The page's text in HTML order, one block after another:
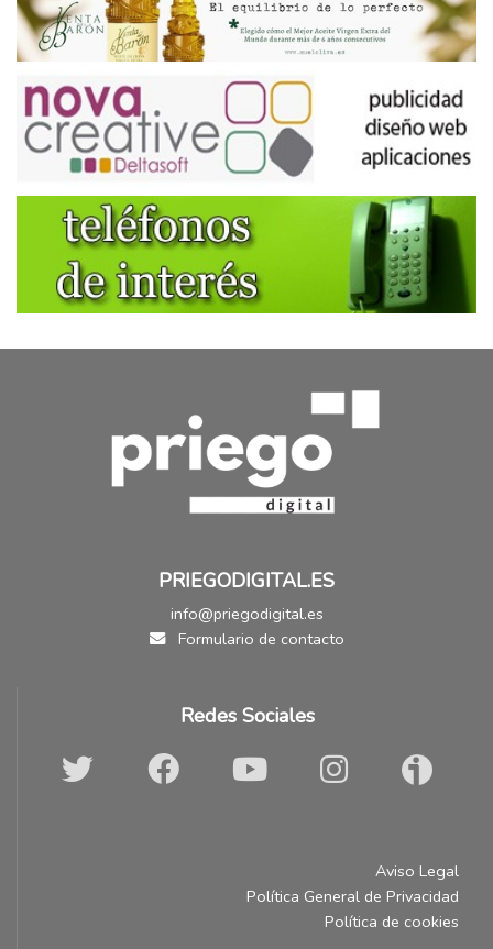
PRIEGODIGITAL.ES
info@priegodigital.es
Formulario de contacto
Redes Sociales
Aviso Legal
Política General de Privacidad
Política de cookies